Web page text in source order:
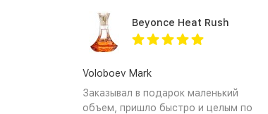
find it again.
Beyonce Heat Rush
Voloboev Mark
Заказывал в подарок маленький
объем, пришло быстро и целым по